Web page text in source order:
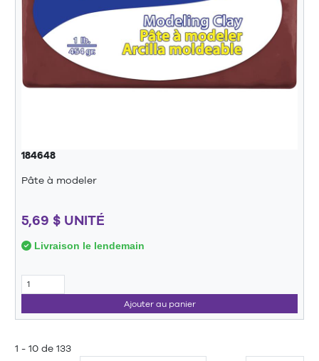
184648
Pâte à modeler
5,69 $ UNITÉ
Livraison le lendemain
Ajouter au panier
1 - 10 de 133